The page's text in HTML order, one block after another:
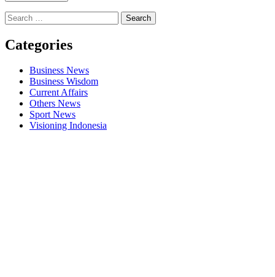
Search
for:
Categories
Business News
Business Wisdom
Current Affairs
Others News
Sport News
Visioning Indonesia